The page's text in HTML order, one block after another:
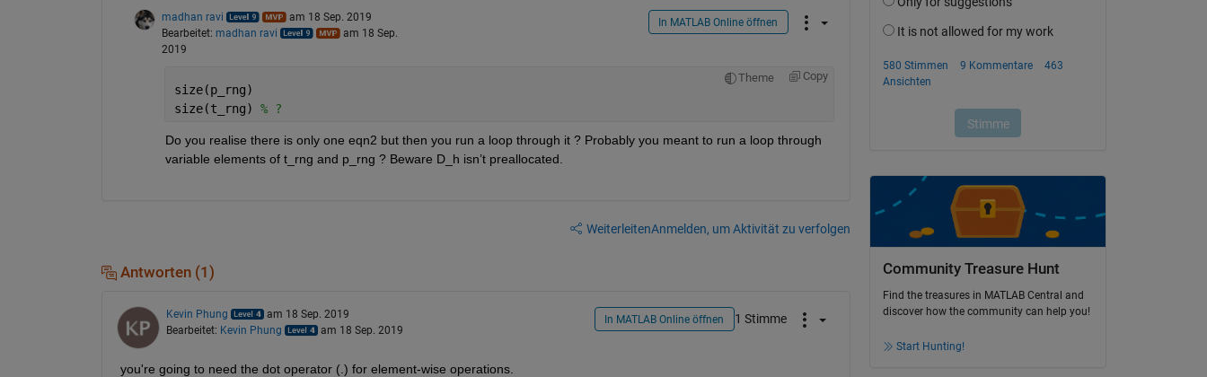
madhan ravi
am 18 Sep. 2019
Bearbeitet: madhan ravi
am 18 Sep.
2019
In MATLAB Online öffnen
Theme Copy
size(p_rng)
size(t_rng) % ?
Do you realise there is only one eqn2 but then you run a loop through it ? Probably you meant to run a loop through
variable elements of t_rng and p_rng ? Beware D_h isn’t preallocated.
WeiterleitenAnmelden, um Aktivität zu verfolgen
Antworten (1)
Kevin Phung
am 18 Sep. 2019
Bearbeitet: Kevin Phung am 18 Sep. 2019
In MATLAB Online öffnen 1 Stimme
you're going to need the dot operator (.) for element-wise operations.
Community Treasure Hunt
Find the treasures in MATLAB Central and
discover how the community can help you!
Start Hunting!